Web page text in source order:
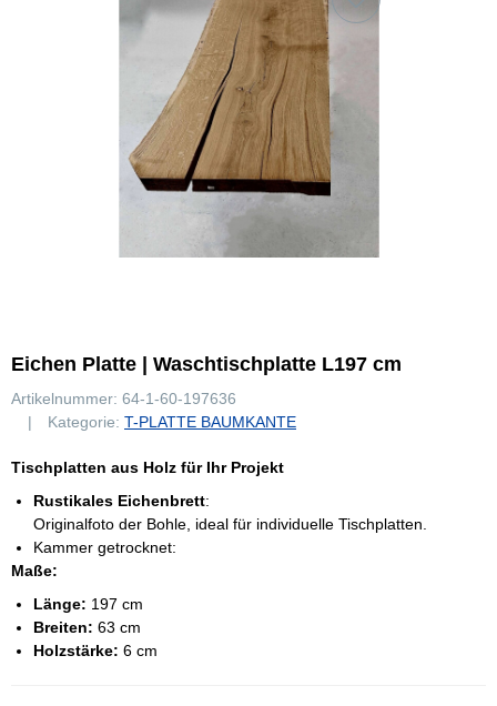
Eichen Platte | Waschtischplatte L197 cm
Artikelnummer: 64-1-60-197636
Kategorie: T-PLATTE BAUMKANTE
Tischplatten aus Holz für Ihr Projekt
Rustikales Eichenbrett:
Originalfoto der Bohle, ideal für individuelle Tischplatten.
Kammer getrocknet:
Maße:
Länge: 197 cm
Breiten: 63 cm
Holzstärke: 6 cm